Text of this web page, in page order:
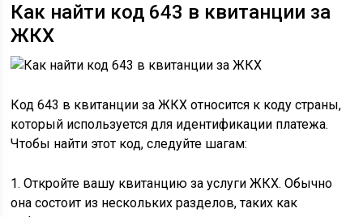
Как найти код 643 в квитанции за
ЖКХ
Код 643 в квитанции за ЖКХ относится к коду страны,
который используется для идентификации платежа.
Чтобы найти этот код, следуйте шагам:
1. Откройте вашу квитанцию за услуги ЖКХ. Обычно
она состоит из нескольких разделов, таких как